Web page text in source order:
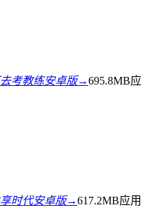
去考教练安卓版→695.8MB应
时代安卓版→617.2MB应用